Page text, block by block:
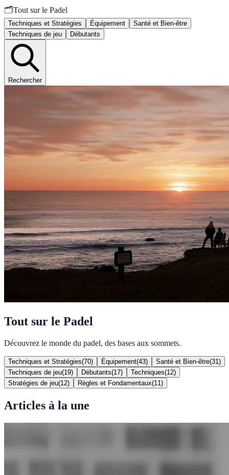
🗂️Tout sur le Padel
Techniques et Stratégies Équipement
Santé et Bien-être
Techniques de jeu
Débutants
Rechercher
Tout sur le Padel
Découvrez le monde du padel, des bases aux sommets.
Techniques et Stratégies(70) Équipement(43) Santé et Bien-être(31 )
Techniques de jeu(19) Débutants(17) Techniques(12)
Stratégies de jeu(12) Règles et Fondamentaux(11 )
Articles à la une